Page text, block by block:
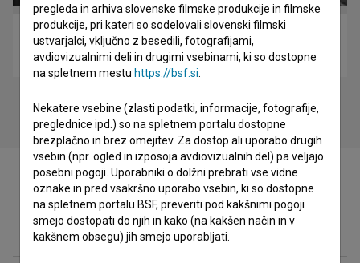
PLC (2018)
glasbeni
Filmografija (3)
pregleda in arhiva slovenske filmske produkcije in filmske
produkcije, pri kateri so sodelovali slovenski filmski
ustvarjalci, vključno z besedili, fotografijami,
avdiovizualnimi deli in drugimi vsebinami, ki so dostopne
na spletnem mestu https://bsf.si
Nekatere vsebine (zlasti podatki, informacije, fotografije,
preglednice ipd.) so na spletnem portalu dostopne
brezplačno in brez omejitev. Za dostop ali uporabo drugih
vsebin (npr. ogled in izposoja avdiovizualnih del) pa veljajo
posebni pogoji. Uporabniki o dolžni prebrati vse vidne
oznake in pred vsakršno uporabo vsebin, ki so dostopne
na spletnem portalu BSF, preveriti pod kakšnimi pogoji
smejo dostopati do njih in kako (na kakšen način in v
kakšnem obsegu) jih smejo uporabljati.